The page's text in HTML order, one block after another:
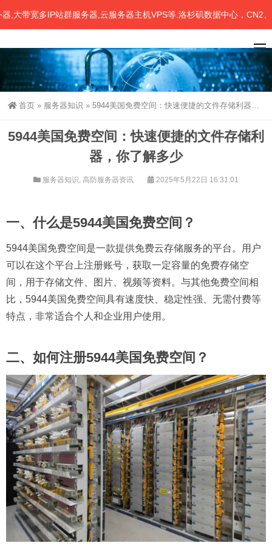
宽多IP站群服务器,云服务器主机VPS等.洛杉矶数据中心，CN2、联
首页 » 服务器知识 » 5944美国免费空间：快速便捷的文件存储利器，你了解多少
5944美国免费空间：快速便捷的文件存储利
器，你了解多少
服务器知识, 高防服务器资讯 2025年5月22日 16:31:01
一、什么是5944美国免费空间？
5944美国免费空间是一款提供免费云存储服务的平台。用户
可以在这个平台上注册账号，获取一定容量的免费存储空
间，用于存储文件、图片、视频等资料。与其他免费空间相
比，5944美国免费空间具有速度快、稳定性强、无需付费等
特点，非常适合个人和企业用户使用。
二、如何注册5944美国免费空间？